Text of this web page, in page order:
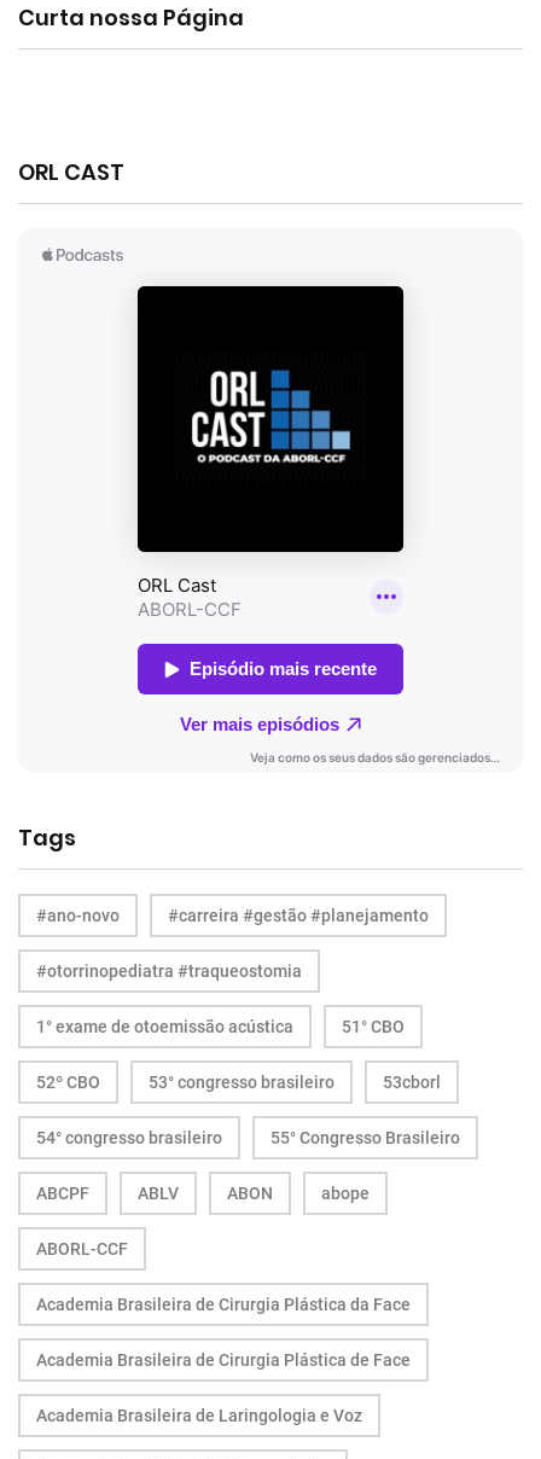
Curta nossa Página
ORL CAST
Tags
#ano-novo #carreira #gestão #planejamento
#otorrinopediatra #traqueostomia
1° exame de otoemissão acústica 51° CBO
52º CBO 53° congresso brasileiro 53cborl
54° congresso brasileiro 55° Congresso Brasileiro
ABCPF ABLV ABON abope
ABORL-CCF
Academia Brasileira de Cirurgia Plástica da Face
Academia Brasileira de Cirurgia Plástica de Face
Academia Brasileira de Laringologia e Voz